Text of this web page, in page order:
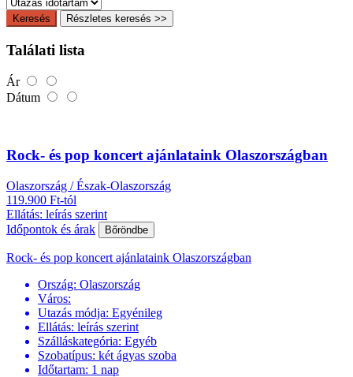
Keresés Részletes keresés >>
Találati lista
Ár
Dátum
Rock- és pop koncert ajánlataink Olaszországban
Olaszország / Észak-Olaszország
119.900 Ft-tól
Ellátás: leírás szerint
Időpontok és árak
Bőröndbe
Rock- és pop koncert ajánlataink Olaszországban
Ország: Olaszország
Város:
Utazás módja: Egyénileg
Ellátás: leírás szerint
Szálláskategória: Egyéb
Szobatípus: két ágyas szoba
Időtartam: 1 nap